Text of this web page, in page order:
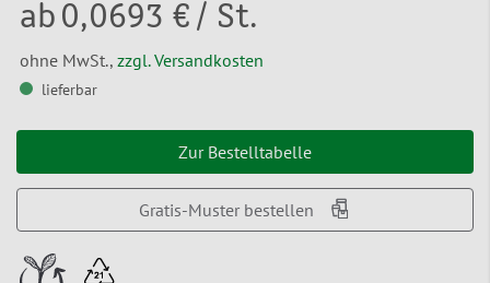
ab 0,0693 € / St.
ohne MwSt., zzgl. Versandkosten
lieferbar
Zur Bestelltabelle
Gratis-Muster bestellen